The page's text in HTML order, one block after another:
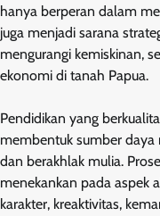
hanya berperan dalam
juga menjadi sarana
mengurangi kemiskinan,
ekonomi di tanah Papua.
Pendidikan yang
membentuk sumber daya
dan berakhlak mulia.
menekankan pada aspek
karakter, kreaktivitas,